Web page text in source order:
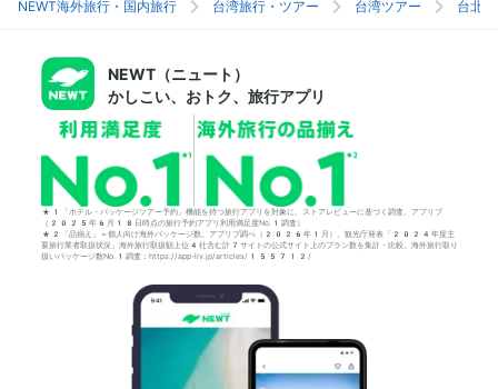
NEWT海外旅行・国内旅行 台湾旅行・ツアー 台湾ツアー 台北
NEWT（ニュート）
かしこい、おトク、旅行アプリ
*1「ホテル・パッケージツアー予約」機能を持つ旅行アプリを対象に、ストアレビューに基づく調査。アプリブ
（2025年6月18日時点の旅行予約アプリ利用満足度No.1調査）
*2「品揃え」＝個人向け海外パッケージ数。アプリブ調べ（2026年1月）。観光庁発表「2024年度主
要旅行業者取扱状況」海外旅行取扱額上位4社含む計7サイトの公式サイト上のプラン数を集計・比較。海外旅行取り
扱いパッケージ数No.1調査：https://app-liv.jp/articles/155712/